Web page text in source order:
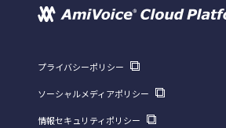
プライバシーポリシー
ソーシャルメディアポリシー
情報セキュリティポリシー